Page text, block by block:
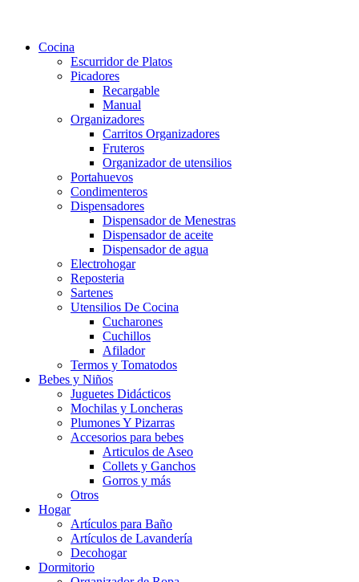
Cocina
Escurridor de Platos
Picadores
Recargable
Manual
Organizadores
Carritos Organizadores
Fruteros
Organizador de utensilios
Portahuevos
Condimenteros
Dispensadores
Dispensador de Menestras
Dispensador de aceite
Dispensador de agua
Electrohogar
Reposteria
Sartenes
Utensilios De Cocina
Cucharones
Cuchillos
Afilador
Termos y Tomatodos
Bebes y Niños
Juguetes Didácticos
Mochilas y Loncheras
Plumones Y Pizarras
Accesorios para bebes
Articulos de Aseo
Collets y Ganchos
Gorros y más
Otros
Hogar
Artículos para Baño
Artículos de Lavandería
Decohogar
Dormitorio